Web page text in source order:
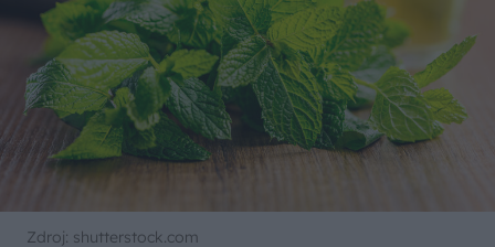
Zdroj: shutterstock.com